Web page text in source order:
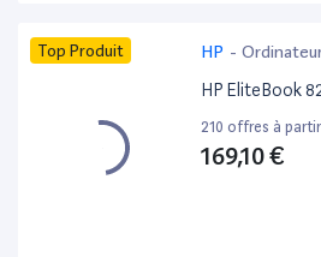
Top Produit HP -
HP EliteBook
210 offres à
169,10 €